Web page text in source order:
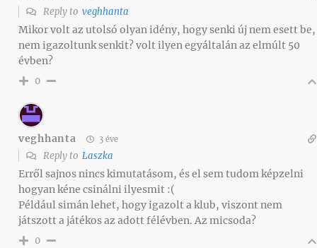
Reply to veghhanta
Mikor volt az utolsó olyan idény, hogy senki új nem esett be,
nem igazoltunk senkit? volt ilyen egyáltalán az elmúlt 50
évben?
0
veghhanta 3 éve
Reply to Laszka
Erről sajnos nincs kimutatásom, és el sem tudom képzelni
hogyan kéne csinálni ilyesmit :(
Például simán lehet, hogy igazolt a klub, viszont nem
játszott a játékos az adott félévben. Az micsoda?
0